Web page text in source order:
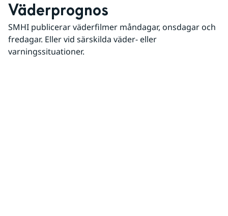
Väderprognos
SMHI publicerar väderfilmer måndagar, onsdagar och
fredagar. Eller vid särskilda väder- eller
varningssituationer.